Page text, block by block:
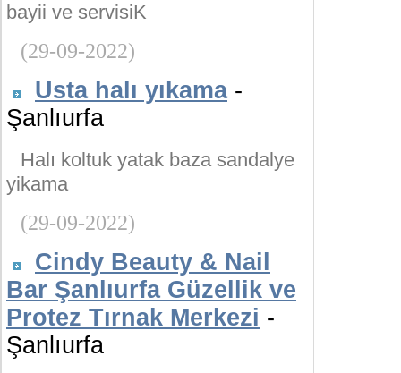
bayii ve servisiK
(29-09-2022)
Usta halı yıkama-
Şanlıurfa
Halı koltuk yatak baza sandalye
yikama
(29-09-2022)
Cindy Beauty & Nail
Bar Şanlıurfa Güzellik ve
Protez Tırnak Merkezi -
Şanlıurfa